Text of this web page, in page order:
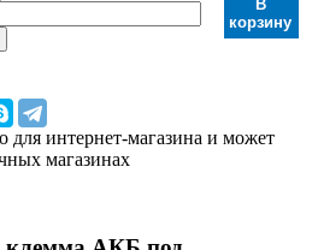
В
корзину
для интернет-магазина и может
магазинах